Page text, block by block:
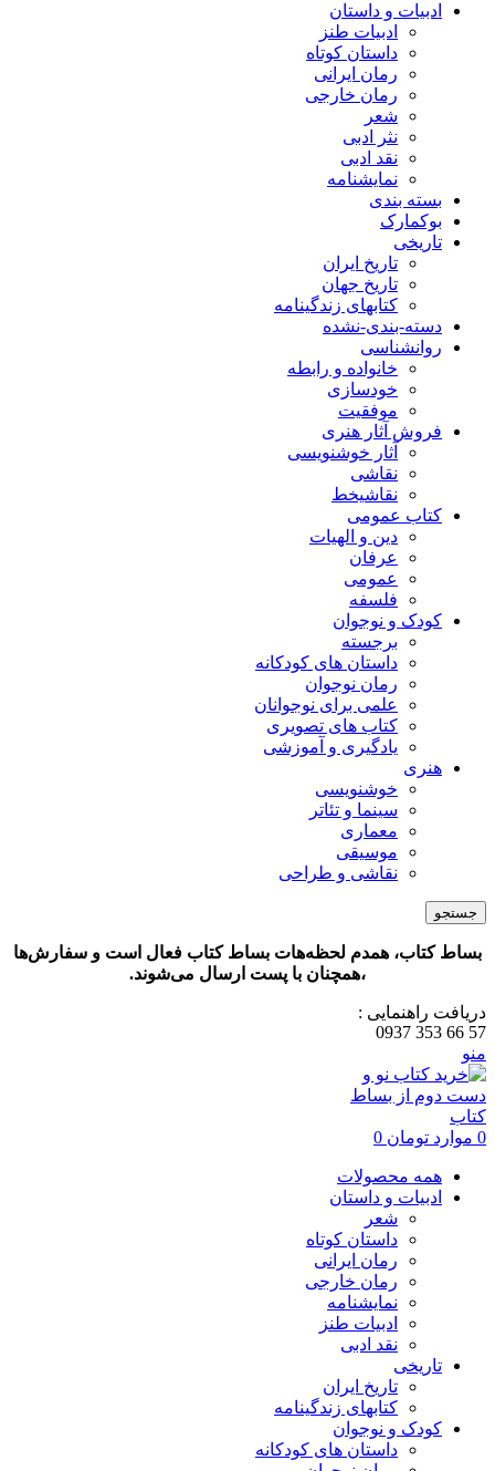
ادبیات و داستان
ادبیات طنز
داستان کوتاه
رمان ایرانی
رمان خارجی
شعر
نثر ادبی
نقد ادبی
نمایشنامه
بسته بندی
بوکمارک
تاریخی
تاریخ ایران
تاریخ جهان
کتابهای زندگینامه
دسته-بندی-نشده
روانشناسی
خانواده و رابطه
خودسازی
موفقیت
فروش آثار هنری
آثار خوشنویسی
نقاشی
نقاشیخط
کتاب عمومی
دین و الهیات
عرفان
عمومی
فلسفه
کودک و نوجوان
برجسته
داستان های کودکانه
رمان نوجوان
علمی برای نوجوانان
کتاب های تصویری
یادگیری و آموزشی
هنری
خوشنویسی
سینما و تئاتر
معماری
موسیقی
نقاشی و طراحی
جستجو
بساط کتاب، همدم لحظه‌هات بساط کتاب فعال است و سفارش‌ها
،همچنان با پست ارسال می‌شوند.
دریافت راهنمایی :
57 66 353 0937
منو
0 موارد تومان
همه محصولات
ادبیات و داستان
شعر
داستان کوتاه
رمان ایرانی
رمان خارجی
نمایشنامه
ادبیات طنز
نقد ادبی
تاریخی
تاریخ ایران
کتابهای زندگینامه
کودک و نوجوان
داستان های کودکانه